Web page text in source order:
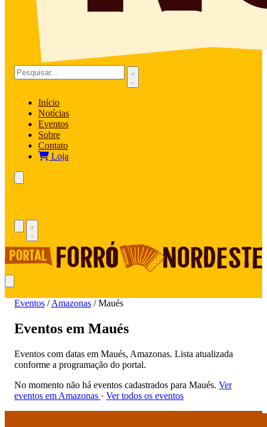
Início
Notícias
Eventos
Sobre
Contato
Loja
Eventos / Amazonas / Maués
Eventos em Maués
Eventos com datas em Maués, Amazonas. Lista atualizada
conforme a programação do portal.
No momento não há eventos cadastrados para Maués. Ver
eventos em Amazonas · Ver todos os eventos